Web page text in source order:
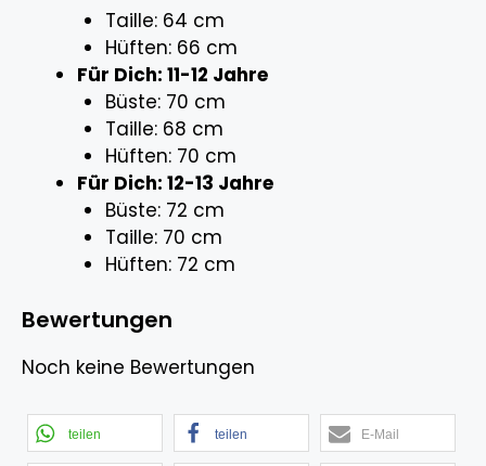
Taille: 64 cm
Hüften: 66 cm
Für Dich: 11-12 Jahre
Büste: 70 cm
Taille: 68 cm
Hüften: 70 cm
Für Dich: 12-13 Jahre
Büste: 72 cm
Taille: 70 cm
Hüften: 72 cm
Bewertungen
Noch keine Bewertungen
teilen teilen E-Mail